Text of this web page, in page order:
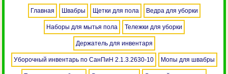
Главная Швабры Щетки для пола Ведра для уборки
Наборы для мытья пола Тележки для уборки
Держатель для инвентаря
Уборочный инвентарь по СанПиН 2.1.3.2630-10 Мопы для швабры